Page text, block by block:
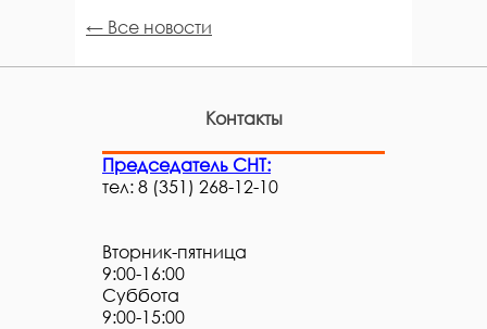
← Все новости
Контакты
Председатель СНТ:
тел: 8 (351) 268-12-10
Вторник-пятница
9:00-16:00
Суббота
9:00-15:00